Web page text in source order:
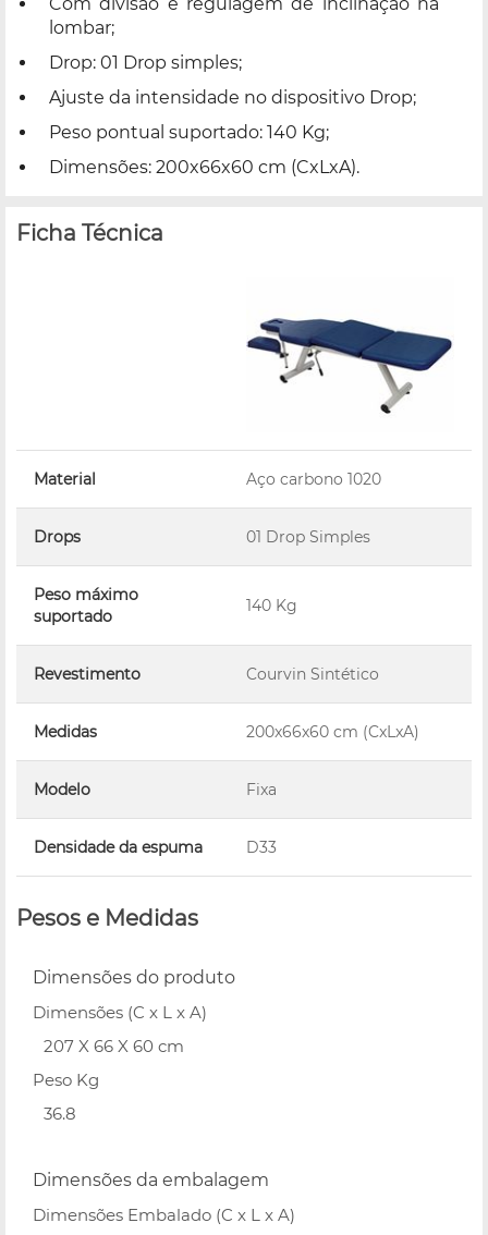
lombar;
Drop: 01 Drop simples;
Ajuste da intensidade no dispositivo Drop;
Peso pontual suportado: 140 Kg;
Dimensões: 200x66x60 cm (CxLxA).
Ficha Técnica
Material Aço carbono 1020
Drops 01 Drop Simples
Peso máximo
suportado
140 Kg
Revestimento Courvin Sintético
Medidas 200x66x60 cm (CxLxA)
Modelo Fixa
Densidade da espuma D33
Pesos e Medidas
Dimensões do produto
Dimensões (C x L x A)
207 X 66 X 60 cm
Peso Kg
36.8
Dimensões da embalagem
Dimensões Embalado (C x L x A)